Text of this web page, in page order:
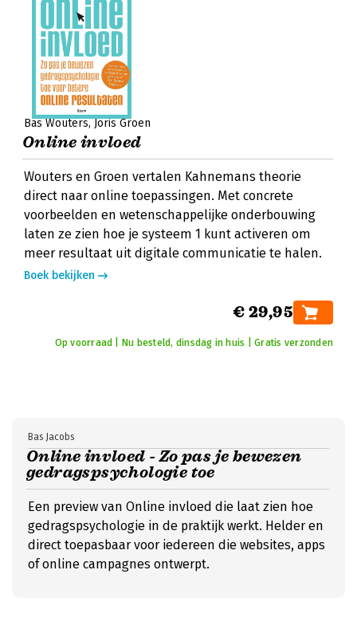
Bas Wouters Joris Groen
Online invloed
Wouters en Groen vertalen Kahnemans theorie
direct naar online toepassingen. Met concrete
voorbeelden en wetenschappelijke onderbouwing
laten ze zien hoe je systeem 1 kunt activeren om
meer resultaat uit digitale communicatie te halen.
Boek bekijken
€ 29,95
Op voorraad | Nu besteld, dinsdag in huis | Gratis verzonden
Online invloed - Zo pas je bewezen
gedragspsychologie toe
Bas Jacobs
Een preview van Online invloed die laat zien hoe
gedragspsychologie in de praktijk werkt. Helder en
direct toepasbaar voor iedereen die websites, apps
of online campagnes ontwerpt.